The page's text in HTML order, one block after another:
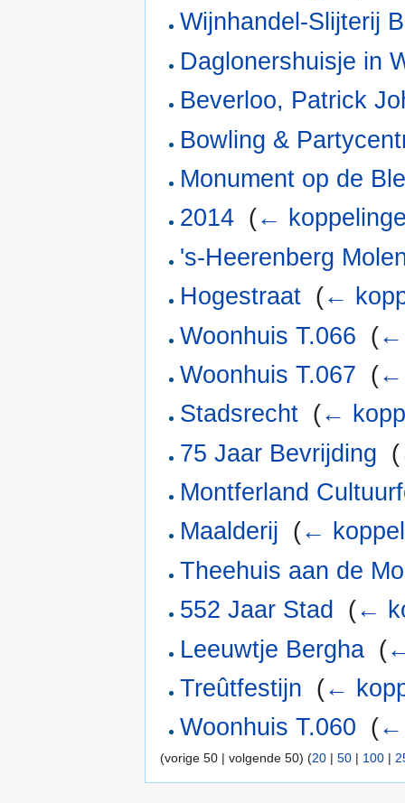
Wijnhandel-Slijterij
Daglonershuisje in
Beverloo, Patrick
Bowling &
Monument op de
2014 (←
's-Heerenberg
Hogestraat (←
Woonhuis T.066 (←
Woonhuis T.067 (←
Stadsrecht (←
75 Jaar Bevrijding (
Montferland
Maalderij (←
Theehuis aan de
552 Jaar Stad
(←
Leeuwtje Bergha (
Treûtfestijn (←
Woonhuis T.060 (←
(vorige 50 | volgende 50) (20 | 50 | 100 |